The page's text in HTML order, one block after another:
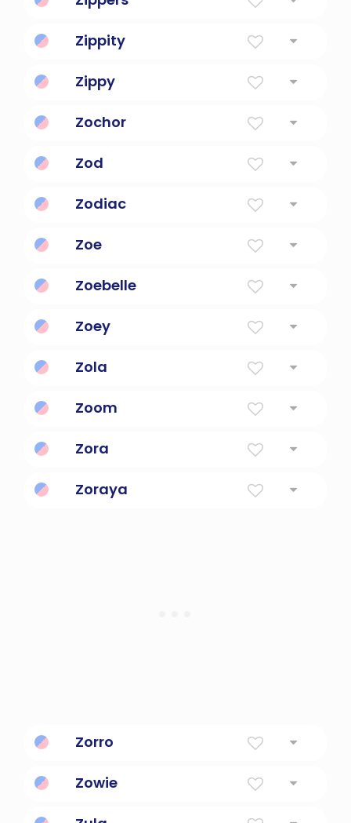
Zippity
Zippy
Zochor
Zod
Zodiac
Zoe
Zoebelle
Zoey
Zola
Zoom
Zora
Zoraya
Zorro
Zowie